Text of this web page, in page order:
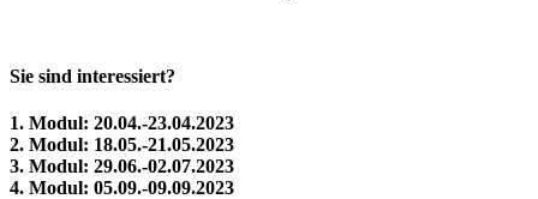
Sie sind interessiert?
1. Modul: 20.04.-23.04.2023
2. Modul: 18.05.-21.05.2023
3. Modul: 29.06.-02.07.2023
4. Modul: 05.09.-09.09.2023